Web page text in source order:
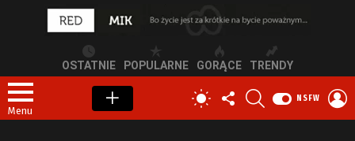
OSTATNIE POPULARNE GORĄCE TRENDY
Menu
PRZEŁĄCZ
SKÓRKĘ
OBSERWUJ
NAS
NSFW